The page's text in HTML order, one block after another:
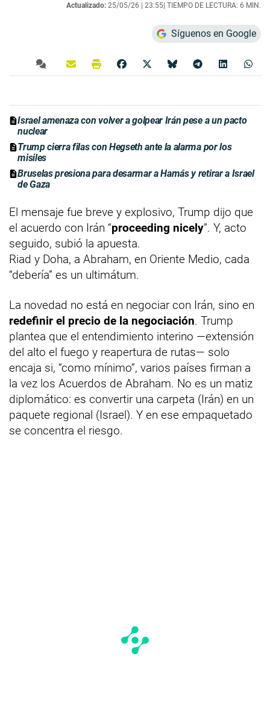
Actualizado: 25/05/26 | 23:55| TIEMPO DE LECTURA: 6 MIN.
Síguenos en Google
Israel amenaza con volver a golpear Irán pese a un pacto
nuclear
Trump cierra filas con Hegseth ante la alarma por los
misiles
Bruselas presiona para desarmar a Hamás y retirar a Israel
de Gaza
El mensaje fue breve y explosivo, Trump dijo que
el acuerdo con Irán “proceeding nicely”. Y, acto
seguido, subió la apuesta.
Riad y Doha, a Abraham, en Oriente Medio, cada
“debería” es un ultimátum.
La novedad no está en negociar con Irán, sino en
redefinir el precio de la negociación. Trump
plantea que el entendimiento interino —extensión
del alto el fuego y reapertura de rutas— solo
encaja si, “como mínimo”, varios países firman a
la vez los Acuerdos de Abraham. No es un matiz
diplomático: es convertir una carpeta (Irán) en un
paquete regional (Israel). Y en ese empaquetado
se concentra el riesgo.